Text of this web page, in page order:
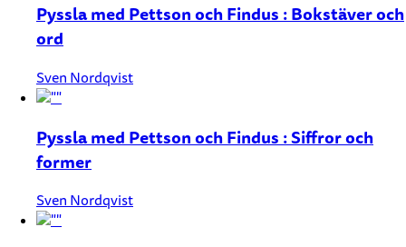
Pyssla med Pettson och Findus : Bokstäver och
ord
Sven Nordqvist
Pyssla med Pettson och Findus : Siffror och
former
Sven Nordqvist